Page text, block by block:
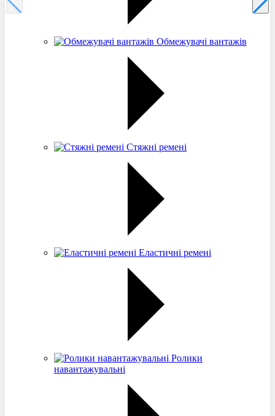
Обмежувачі вантажів
Стяжні ремені
Еластичні ремені
Ролики
навантажувальні